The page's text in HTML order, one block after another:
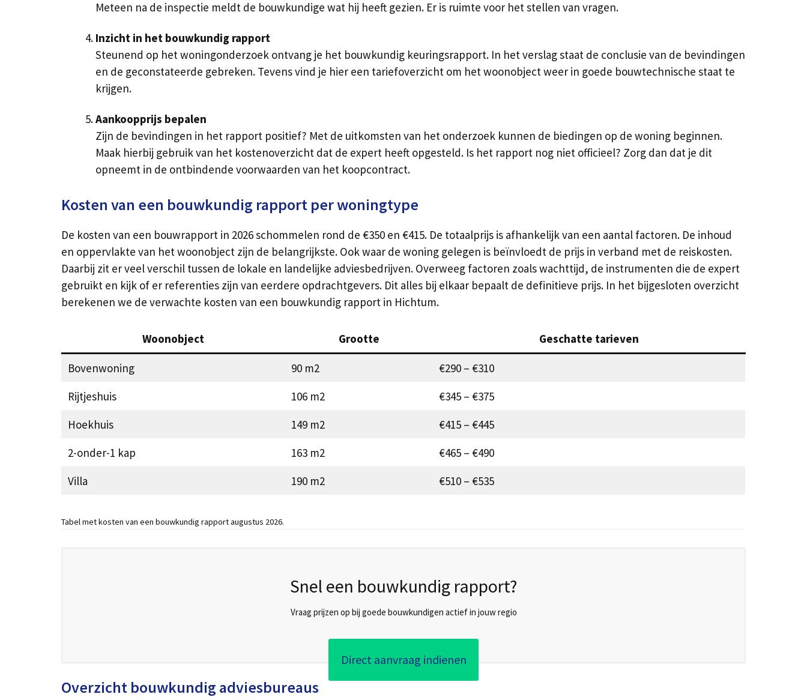
Meteen na de inspectie meldt de bouwkundige wat hij heeft gezien. Er is ruimte voor het stellen van vragen.
Inzicht in het bouwkundig rapport
Steunend op het woningonderzoek ontvang je het bouwkundig keuringsrapport. In het verslag staat de conclusie van de bevindingen
en de geconstateerde gebreken. Tevens vind je hier een tariefoverzicht om het woonobject weer in goede bouwtechnische staat te
krijgen.
Aankoopprijs bepalen
Zijn de bevindingen in het rapport positief? Met de uitkomsten van het onderzoek kunnen de biedingen op de woning beginnen.
Maak hierbij gebruik van het kostenoverzicht dat de expert heeft opgesteld. Is het rapport nog niet officieel? Zorg dan dat je dit
opneemt in de ontbindende voorwaarden van het koopcontract.
Kosten van een bouwkundig rapport per woningtype
De kosten van een bouwrapport in 2026 schommelen rond de €350 en €415. De totaalprijs is afhankelijk van een aantal factoren. De inhoud
en oppervlakte van het woonobject zijn de belangrijkste. Ook waar de woning gelegen is beïnvloedt de prijs in verband met de reiskosten.
Daarbij zit er veel verschil tussen de lokale en landelijke adviesbedrijven. Overweeg factoren zoals wachttijd, de instrumenten die de expert
gebruikt en kijk of er referenties zijn van eerdere opdrachtgevers. Dit alles bij elkaar bepaalt de definitieve prijs. In het bijgesloten overzicht
berekenen we de verwachte kosten van een bouwkundig rapport in Hichtum.
Woonobject Grootte Geschatte tarieven
Bovenwoning 90 m2
€290 – €310
Rijtjeshuis
106 m2
€345 – €375
Hoekhuis
149 m2
€415 – €445
2-onder-1 kap
163 m2
€465 – €490
Villa
190 m2 €510 – €535
Tabel met kosten van een bouwkundig rapport augustus 2026.
Snel een bouwkundig rapport?
Vraag prijzen op bij goede bouwkundigen actief in jouw regio
Direct aanvraag indienen
Overzicht bouwkundig adviesbureaus